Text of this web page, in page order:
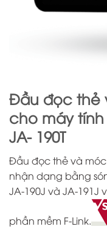
Đầu đọc thẻ
cho máy tính
JA- 190T
Đầu đọc thẻ và
nhận dạng bằng
JA-190J và JA-191J
phần mềm F-Link.